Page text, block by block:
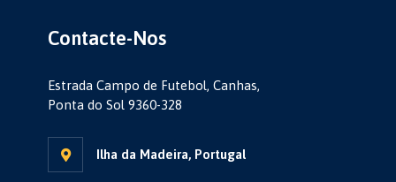
Contacte-Nos
Estrada Campo de Futebol, Canhas,
Ponta do Sol 9360-328
Ilha da Madeira, Portugal